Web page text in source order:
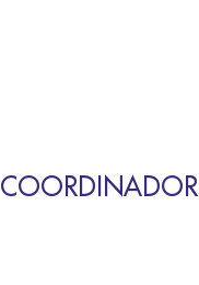
COORDINADOR